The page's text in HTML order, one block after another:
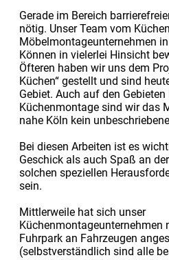
Gerade im Bereich
nötig. Unser Team vom
Möbelmontageunternehmen
Können in vielerlei Hinsicht
Öfteren haben wir uns dem
Küchen“ gestellt und sind
Gebiet. Auch auf den
Küchenmontage sind wir das
nahe Köln kein
Bei diesen Arbeiten ist es
Geschick als auch Spaß an
solchen speziellen
sein.
Mittlerweile hat sich unser
Küchenmontageunternehmen
Fuhrpark an Fahrzeugen
(selbstverständlich sind alle